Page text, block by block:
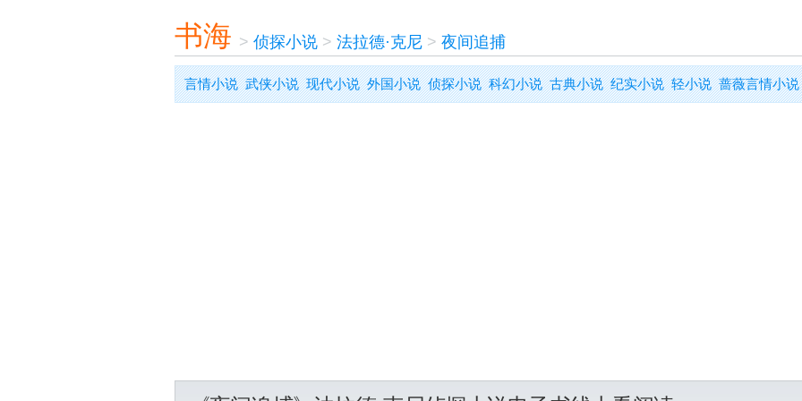
书海 > 侦探小说> 法拉德·克尼> 夜间追捕
言情小说 武侠小说 现代小说 外国小说 侦探小说 科幻小说 古典小说 纪实小说 轻小说 蔷薇言情小说